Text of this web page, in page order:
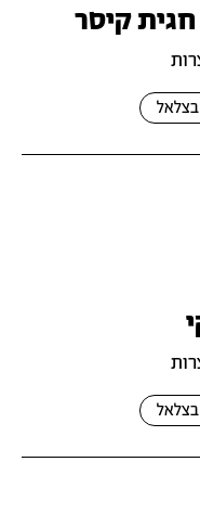
קיסר
בצלאל
בצלאל